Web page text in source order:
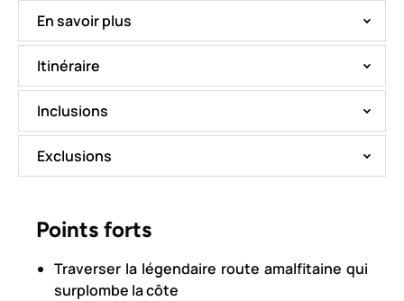
En savoir plus
Itinéraire
Inclusions
Exclusions
Points forts
Traverser la légendaire route amalfitaine qui
surplombe la côte